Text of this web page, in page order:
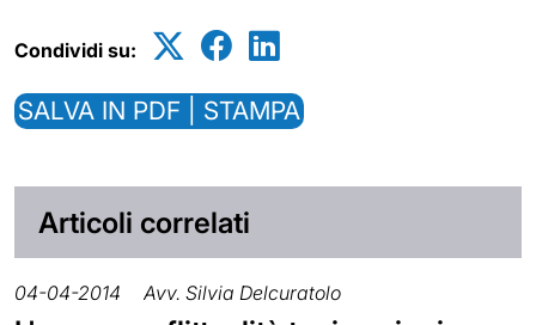
Condividi su:
SALVA IN PDF | STAMPA
Articoli correlati
04-04-2014 Avv. Silvia Delcuratolo